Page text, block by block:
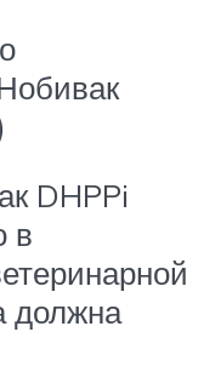
DHPPi
в
должна